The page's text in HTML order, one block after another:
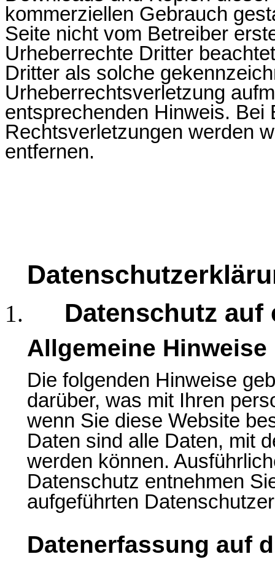
kommerziellen Gebrauch
Seite nicht vom Betreiber
Urheberrechte Dritter
Dritter als solche
Urheberrechtsverletzung
entsprechenden Hinweis. Bei
Rechtsverletzungen werden
entfernen.
Datenschutz auf
Allgemeine Hinweise
Die folgenden Hinweise
darüber, was mit Ihren
wenn Sie diese Website
Daten sind alle Daten, mit
werden können.
Datenschutz entnehmen
aufgeführten
Datenerfassung auf